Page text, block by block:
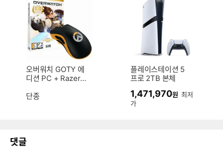
오버워치 GOTY 에
디션 PC + Razer D
a 마우스 패키지 한
단종
플레이스테이션 5
프로 2TB 본체
1,471,970원 최저
가
댓글